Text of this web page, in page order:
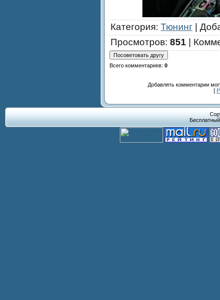
Категория: Тюнинг |
Просмотров: 851 |
Всего комментариев: 0
Добавлять комментарии
[